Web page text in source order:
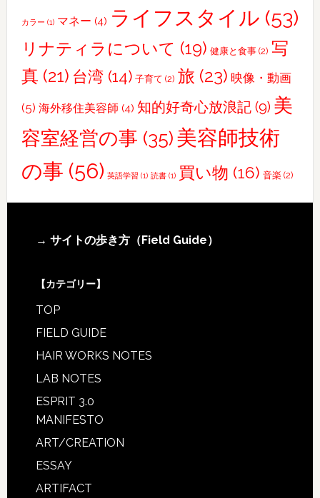
た
カラー (1) マネー (4) ライフスタイル (53)
リナティラについて (19) 健康と食事(2) 写
真 (21) 台湾(14) 子育て (2) 旅 (23) 映像・動画
(5) 海外移住美容師 (4) 知的好奇心放浪記(9) 美
容室経営の事 (35)美容師技術
の事 (56) 英語学習 (1) 読書(1) 買い物 (16) 音楽(2)
Footer
→ サイトの歩き方（Field Guide）
【カテゴリー】
TOP
FIELD GUIDE
HAIR WORKS NOTES
LAB NOTES
ESPRIT 3.0
MANIFESTO
ART/CREATION
ESSAY
ARTIFACT